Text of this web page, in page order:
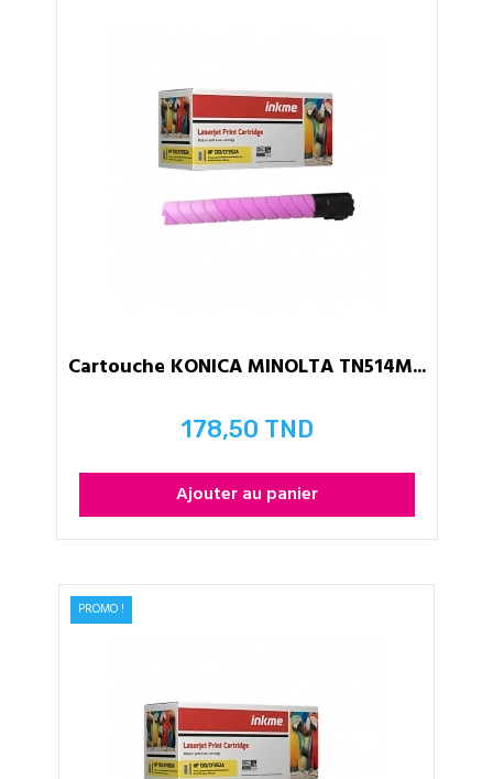
Cartouche KONICA MINOLTA TN514M...
Prix
178,50 TND
Ajouter au panier
PROMO !